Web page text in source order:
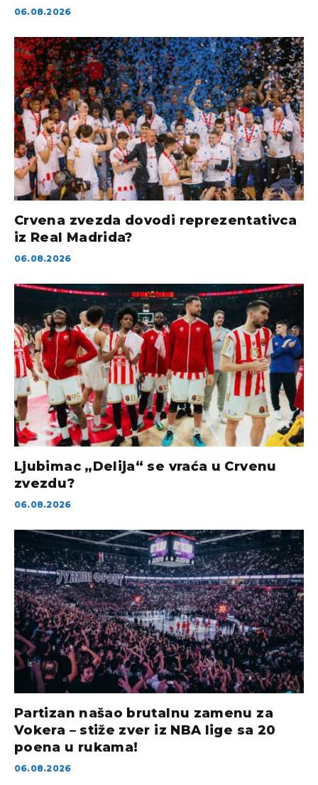
06.08.2026
Crvena zvezda dovodi reprezentativca
iz Real Madrida?
06.08.2026
Ljubimac „Delija“ se vraća u Crvenu
zvezdu?
06.08.2026
Partizan našao brutalnu zamenu za
Vokera – stiže zver iz NBA lige sa 20
poena u rukama!
06.08.2026